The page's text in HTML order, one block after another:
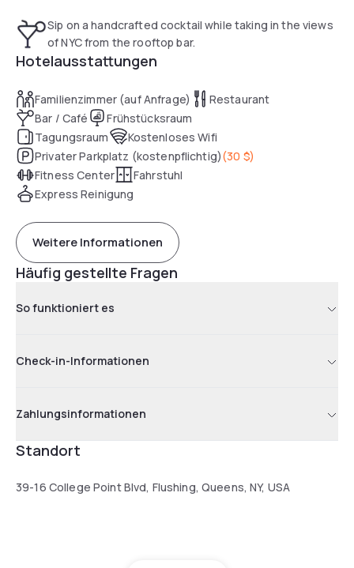
Sip on a handcrafted cocktail while taking in the views
of NYC from the rooftop bar.
Hotelausstattungen
Familienzimmer (auf Anfrage)
Restaurant
Bar / Café
Frühstücksraum
Tagungsraum
Kostenloses Wifi
Privater Parkplatz (kostenpflichtig)(30 $)
Fitness Center
Fahrstuhl
Express Reinigung
Weitere Informationen
Häufig gestellte Fragen
So funktioniert es
Check-in-Informationen
Zahlungsinformationen
Standort
39-16 College Point Blvd, Flushing, Queens, NY, USA